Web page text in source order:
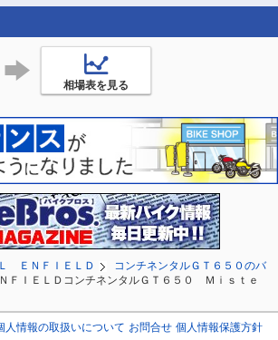
相場表を見る
ＥＮＦＩＥＬＤ
コンチネンタルＧＴ６５０のバ
ＦＩＥＬＤコンチネンタルＧＴ６５０ Ｍｉｓｔｅ
人情報の取扱いについて お問合せ 個人情報保護方針